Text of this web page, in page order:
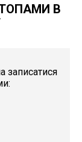
В
записатися